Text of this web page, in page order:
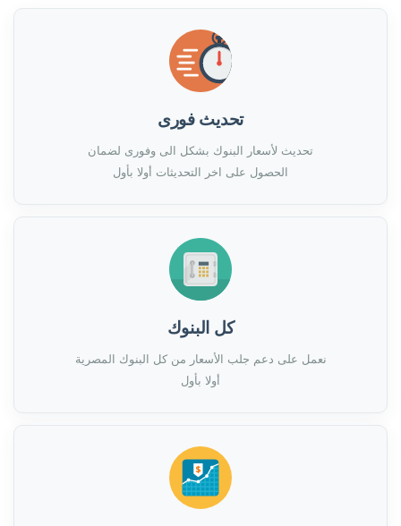
تحديث فورى
تحديث لأسعار البنوك بشكل الى وفورى لضمان
الحصول على اخر التحديثات أولا بأول
كل البنوك
نعمل على دعم جلب الأسعار من كل البنوك المصرية
أولا بأول